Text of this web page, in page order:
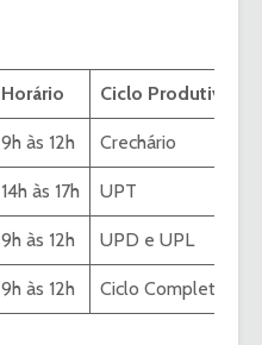
Horário Ciclo Produtivo
9h às 12h Crechário
14h às 17h UPT
9h às 12h UPD e UPL
9h às 12h Ciclo Completo